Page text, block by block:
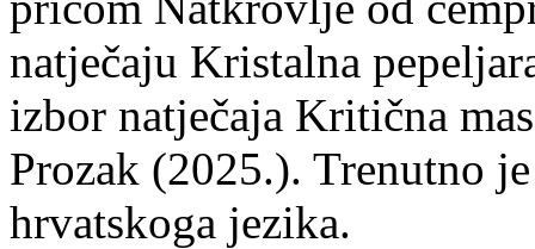
natječaju Kristalna
izbor natječaja Kritična
Prozak (2025.). Trenutno
hrvatskoga jezika.